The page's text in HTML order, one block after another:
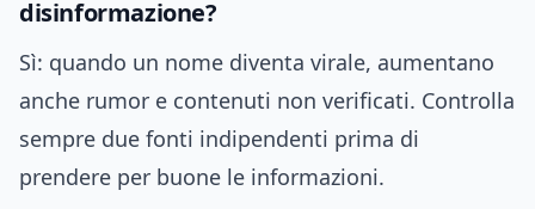
disinformazione?
Sì: quando un nome diventa virale, aumentano
anche rumor e contenuti non verificati. Controlla
sempre due fonti indipendenti prima di
prendere per buone le informazioni.